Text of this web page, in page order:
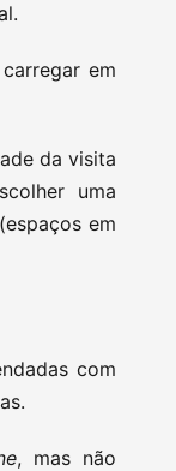
em
da visita
uma
em
com
, mas não